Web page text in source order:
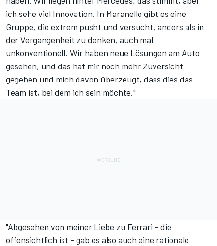
ich sehe viel Innovation. In Maranello gibt es eine
Gruppe, die extrem pusht und versucht, anders als in
der Vergangenheit zu denken, auch mal
unkonventionell. Wir haben neue Lösungen am Auto
gesehen, und das hat mir noch mehr Zuversicht
gegeben und mich davon überzeugt, dass dies das
Team ist, bei dem ich sein möchte."
"Abgesehen von meiner Liebe zu Ferrari - die
offensichtlich ist - gab es also auch eine rationale